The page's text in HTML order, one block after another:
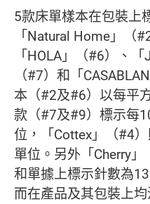
5款床單樣本在包裝上
「Natural Home」（
「HOLA」（#6）、「
（#7）和「
本（#2及#6）以每平
款（#7及#9）標示每
位，「Cottex」（#4
單位。另外「Cherry
和單據上標示針數為
而在產品及其包裝上